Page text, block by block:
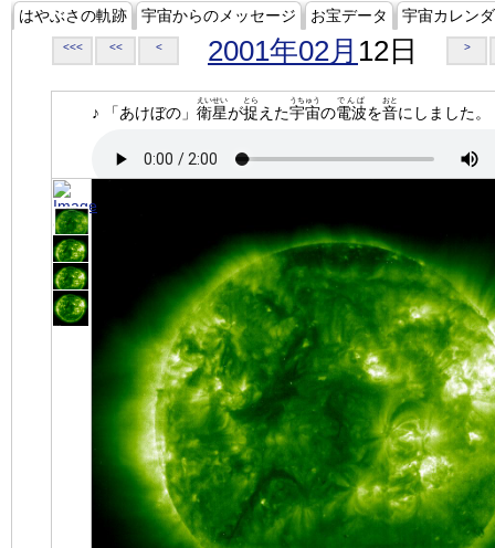
はやぶさの軌跡 宇宙からのメッセージ お宝データ 宇宙カレン
<<< << < 2001年02月 12日 >
♪ 「あけぼの」 衛星
えいせい
が捉
とら
えた宇宙
うちゅう
の電波
でんぱ
を音
おと
にしました。